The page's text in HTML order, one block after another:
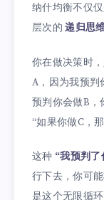
纳什均衡不仅
层次的递归思
你在做决策时
A，因为我预判
预判你会做B，
“如果你做C，
这种 “我预判
行下去，你可
是这个无限循